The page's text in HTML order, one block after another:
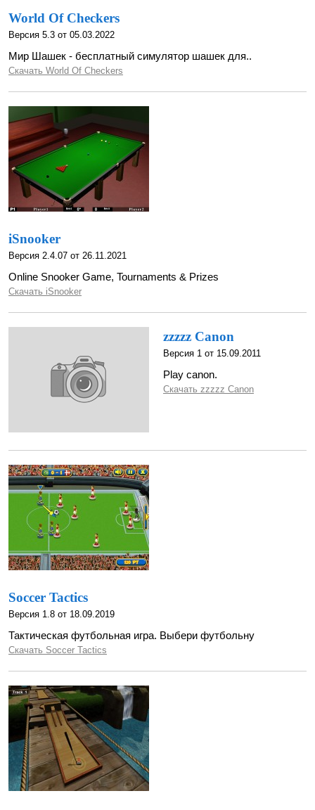
World Of Checkers
Версия 5.3 от 05.03.2022
Мир Шашек - бесплатный симулятор шашек для..
Скачать World Of Checkers
iSnooker
Версия 2.4.07 от 26.11.2021
Online Snooker Game, Tournaments & Prizes
Скачать iSnooker
zzzzz Canon
Версия 1 от 15.09.2011
Play canon.
Скачать zzzzz Canon
Soccer Tactics
Версия 1.8 от 18.09.2019
Тактическая футбольная игра. Выбери футбольну
Скачать Soccer Tactics